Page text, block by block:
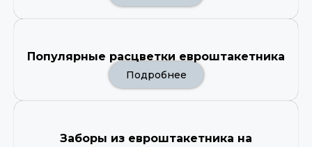
Популярные расцветки евроштакетника
Подробнее
Заборы из евроштакетника на